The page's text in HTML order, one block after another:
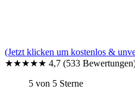
(Jetzt klicken um kostenlos &
★★★★★ 4,7 (533
5 von 5 Sterne